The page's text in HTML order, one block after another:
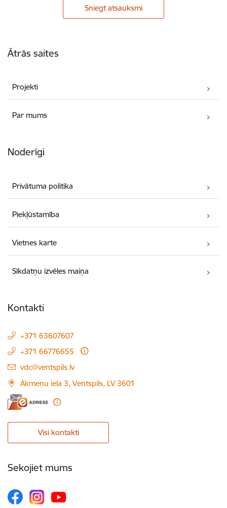
Sniegt atsauksmi
Ātrās saites
Projekti
Par mums
Noderīgi
Privātuma politika
Piekļūstamība
Vietnes karte
Sīkdatņu izvēles maiņa
Kontakti
+371 63607607
+371 66776655
E-pasts:
vdc@ventspils.lv
Akmeņu iela 3, Ventspils, LV 3601
Visi kontakti
Sekojiet mums